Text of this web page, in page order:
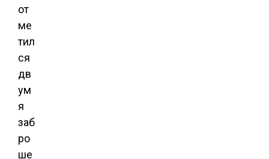
от
ме
тил
ся
дв
ум
я
заб
ро
ше